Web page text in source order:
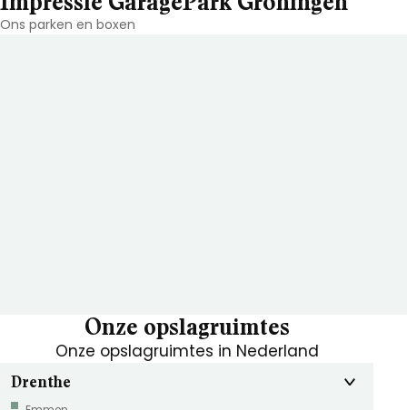
Ons parken en boxen
Onze opslagruimtes
Onze opslagruimtes in Nederland
Drenthe